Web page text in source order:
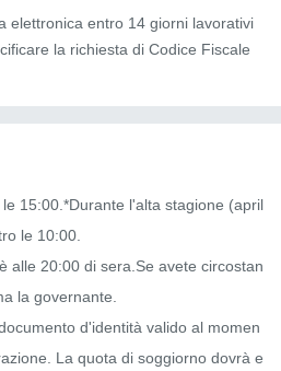
elettronica entro 14 giorni lavorativi
la richiesta di Codice Fiscale
15:00.*Durante l'alta stagione (april
le 10:00.
alle 20:00 di sera.Se avete circostan
la governante.
d'identità valido al momen
La quota di soggiorno dovrà e